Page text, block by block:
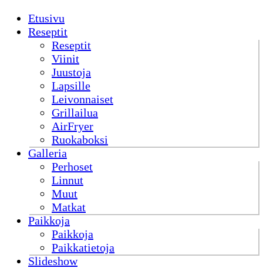
Etusivu
Reseptit
Reseptit
Viinit
Juustoja
Lapsille
Leivonnaiset
Grillailua
AirFryer
Ruokaboksi
Galleria
Perhoset
Linnut
Muut
Matkat
Paikkoja
Paikkoja
Paikkatietoja
Slideshow